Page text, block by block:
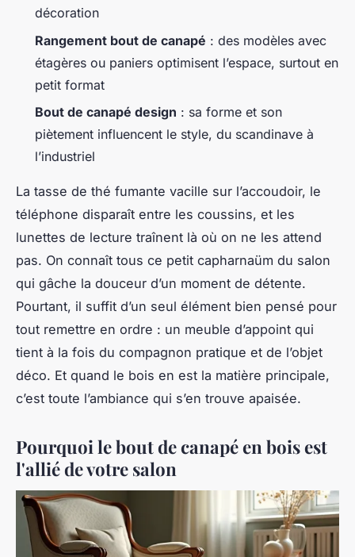
décoration
Rangement bout de canapé : des modèles avec
étagères ou paniers optimisent l’espace, surtout en
petit format
Bout de canapé design : sa forme et son
piètement influencent le style, du scandinave à
l’industriel
La tasse de thé fumante vacille sur l’accoudoir, le
téléphone disparaît entre les coussins, et les
lunettes de lecture traînent là où on ne les attend
pas. On connaît tous ce petit capharnaüm du salon
qui gâche la douceur d’un moment de détente.
Pourtant, il suffit d’un seul élément bien pensé pour
tout remettre en ordre : un meuble d’appoint qui
tient à la fois du compagnon pratique et de l’objet
déco. Et quand le bois en est la matière principale,
c’est toute l’ambiance qui s’en trouve apaisée.
Pourquoi le bout de canapé en bois est
l'allié de votre salon